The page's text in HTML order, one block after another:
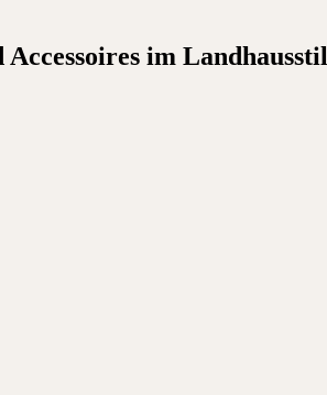
im Landhausstil